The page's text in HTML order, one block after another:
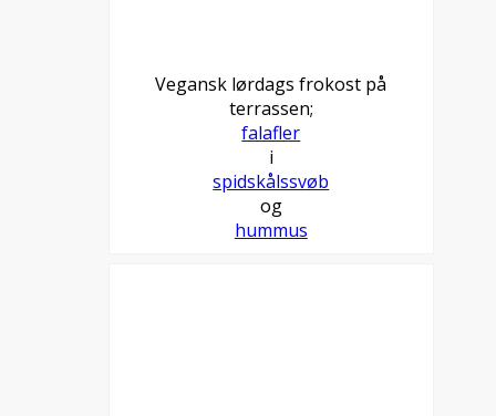
Vegansk lørdags frokost på
terrassen;
falafler
i
spidskålssvøb
og
hummus